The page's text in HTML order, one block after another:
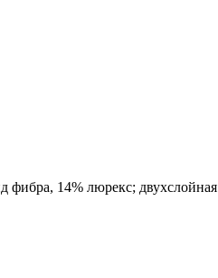
фибра, 14% люрекс; двухслойная